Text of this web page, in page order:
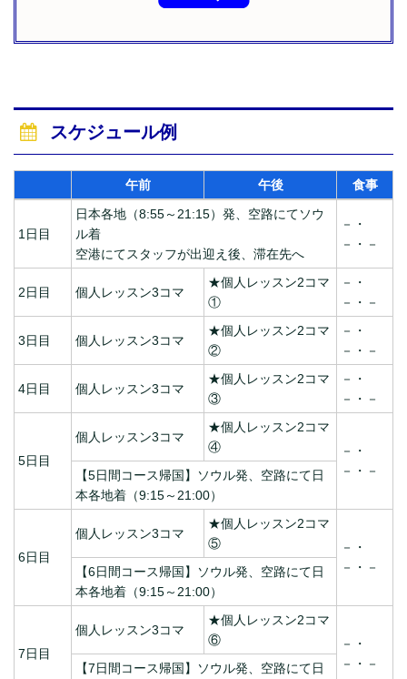
スケジュール例
午前 午後 食事
1日目
日本各地（8:55～21:15）発、空路にてソウ
ル着
空港にてスタッフが出迎え後、滞在先へ
－・
－・－
2日目 個人レッスン3コマ
★個人レッスン2コマ
①
－・
－・－
3日目 個人レッスン3コマ
★個人レッスン2コマ
②
－・
－・－
4日目 個人レッスン3コマ
★個人レッスン2コマ
③
－・
－・－
5日目
個人レッスン3コマ
★個人レッスン2コマ
④
－・
－・－
【5日間コース帰国】ソウル発、空路にて日
本各地着（9:15～21:00）
6日目
個人レッスン3コマ
★個人レッスン2コマ
⑤
－・
－・－
【6日間コース帰国】ソウル発、空路にて日
本各地着（9:15～21:00）
7日目
個人レッスン3コマ
★個人レッスン2コマ
⑥
－・
－・－
【7日間コース帰国】ソウル発、空路にて日